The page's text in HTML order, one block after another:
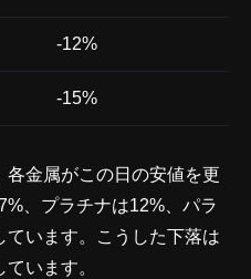
-12%
-15%
金属がこの日の安値を更
、プラチナは12%、パラ
ています。こうした下落は
います。